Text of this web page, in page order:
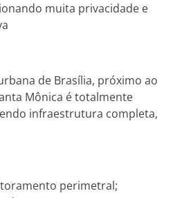
muita privacidade e
de Brasília, próximo ao
Mônica é totalmente
infraestrutura completa,
perimetral;